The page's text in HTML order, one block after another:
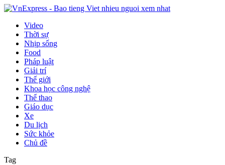
Video
Thời sự
Nhịp sống
Food
Pháp luật
Giải trí
Thế giới
Khoa học công nghệ
Thể thao
Giáo dục
Xe
Du lịch
Sức khỏe
Chủ đề
Tag